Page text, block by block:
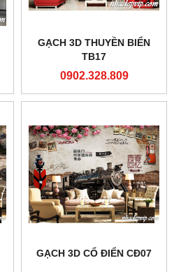
GẠCH 3D THUYỀN BIỂN
TB17
0902.328.809
GẠCH 3D CỔ ĐIỂN CĐ07